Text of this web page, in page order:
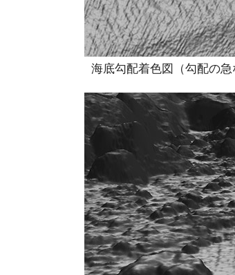
海底勾配着色図（勾配の